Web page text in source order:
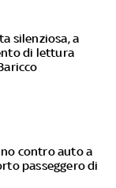
silenziosa, a
di lettura
contro auto a
passeggero di